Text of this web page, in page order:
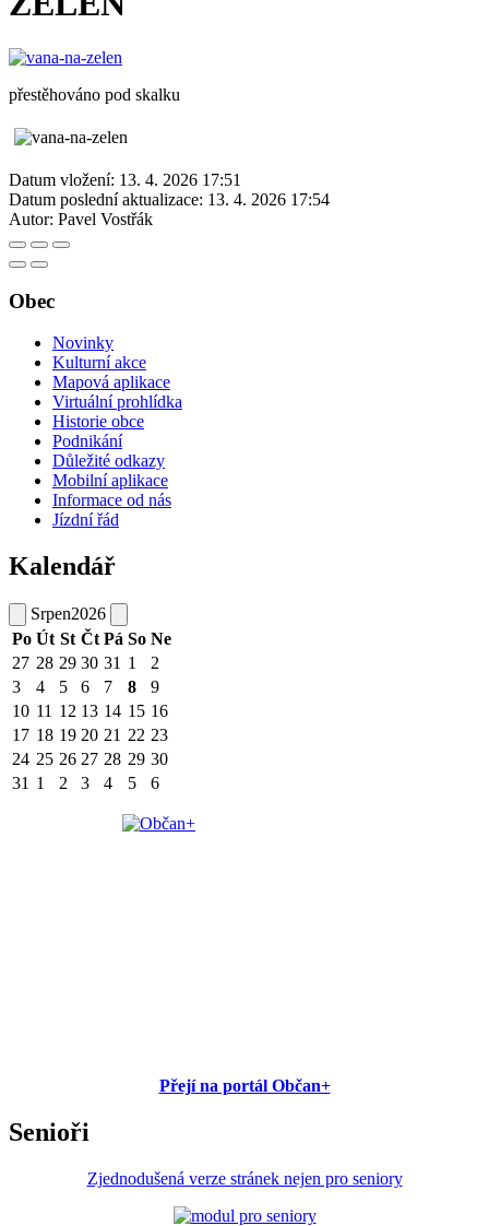
přestěhováno pod skalku
Datum vložení: 13. 4. 2026 17:51
Datum poslední aktualizace: 13. 4. 2026 17:54
Autor: Pavel Vostřák
Obec
Novinky
Kulturní akce
Mapová aplikace
Virtuální prohlídka
Historie obce
Podnikání
Důležité odkazy
Mobilní aplikace
Informace od nás
Jízdní řád
Kalendář
Srpen2026
Po Út St Čt Pá So Ne
27 28 29 30 31 1
2
3
4 5 6 7 8
9
10 11 12 13 14 15 16
17 18 19 20 21 22 23
24 25 26 27 28 29 30
31 1 2 3 4 5 6
Přejí na portál Občan+
Senioři
Zjednodušená verze stránek nejen pro seniory